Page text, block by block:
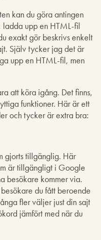
kan du göra antingen
upp en HTML-fil
exakt gör beskrivs enkelt
Själv tycker jag det är
upp en HTML-fil, men
att köra igång. Det finns,
funktioner. Här är ett
och tycker är extra bra:
gjorts tillgänglig. Här
är tillgängligt i Google
besökare kommer via.
du fått beroende
fler väljer just din sajt
jämfört med när du